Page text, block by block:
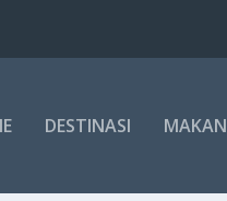
DESTINASI MAKAN